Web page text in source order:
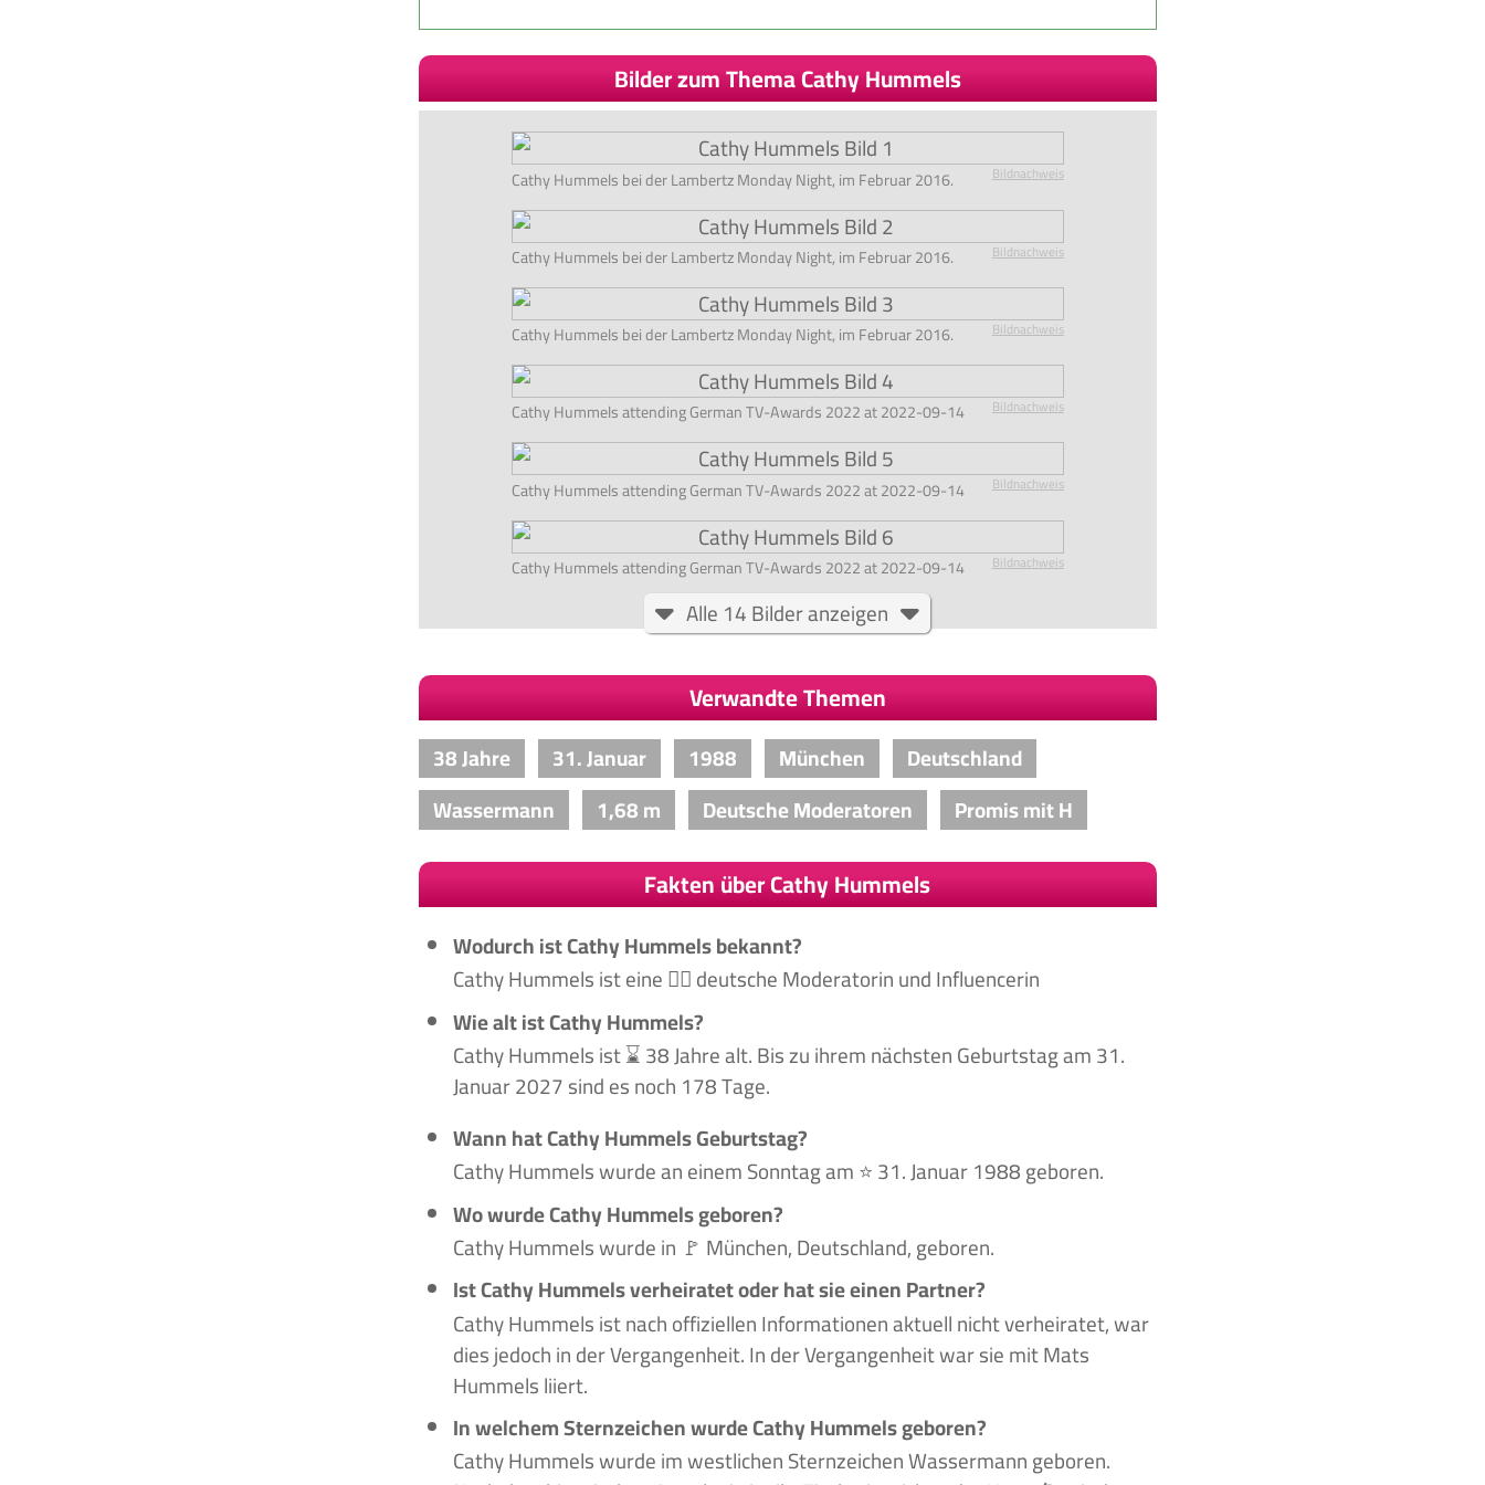
Bilder zum Thema Cathy Hummels
Bildnachweis
Cathy Hummels bei der Lambertz Monday Night, im Februar 2016.
Bildnachweis
Cathy Hummels bei der Lambertz Monday Night, im Februar 2016.
Bildnachweis
Cathy Hummels bei der Lambertz Monday Night, im Februar 2016.
Bildnachweis
Cathy Hummels attending German TV-Awards 2022 at 2022-09-14
Bildnachweis
Cathy Hummels attending German TV-Awards 2022 at 2022-09-14
Bildnachweis
Cathy Hummels attending German TV-Awards 2022 at 2022-09-14
Alle 14 Bilder anzeigen
Verwandte Themen
38 Jahre 31. Januar 1988 München
Deutschland
Wassermann
1,68 m Deutsche Moderatoren Promis mit H
Fakten über Cathy Hummels
Wodurch ist Cathy Hummels bekannt?
Cathy Hummels ist eine 🙋‍♀️ deutsche Moderatorin und Influencerin
Wie alt ist Cathy Hummels?
Cathy Hummels ist ⌛ 38 Jahre alt. Bis zu ihrem nächsten Geburtstag am 31.
Januar 2027 sind es noch 178 Tage.
Wann hat Cathy Hummels Geburtstag?
Cathy Hummels wurde an einem Sonntag am ⭐ 31. Januar 1988 geboren.
Wo wurde Cathy Hummels geboren?
Cathy Hummels wurde in 🚩 München, Deutschland, geboren.
Ist Cathy Hummels verheiratet oder hat sie einen Partner?
Cathy Hummels ist nach offiziellen Informationen aktuell nicht verheiratet, war
dies jedoch in der Vergangenheit. In der Vergangenheit war sie mit Mats
Hummels liiert.
In welchem Sternzeichen wurde Cathy Hummels geboren?
Cathy Hummels wurde im westlichen Sternzeichen Wassermann geboren.